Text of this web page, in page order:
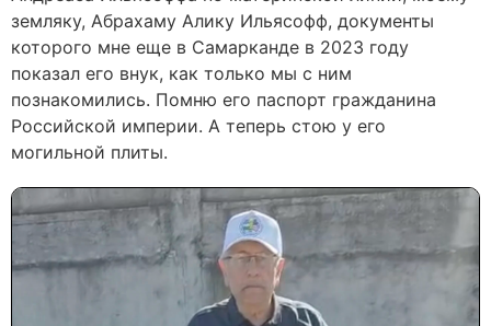
земляку, Абрахаму Алику Ильясофф, документы
которого мне еще в Самарканде в 2023 году
показал его внук, как только мы с ним
познакомились. Помню его паспорт гражданина
Российской империи. А теперь стою у его
могильной плиты.